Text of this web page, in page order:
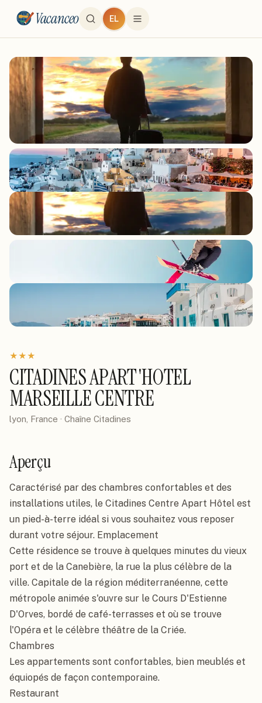
Vacanceo EL
★★★
CITADINES APART'HOTEL
MARSEILLE CENTRE
lyon, France · Chaîne Citadines
Aperçu
Caractérisé par des chambres confortables et des
installations utiles, le Citadines Centre Apart Hôtel est
un pied-à-terre idéal si vous souhaitez vous reposer
durant votre séjour. Emplacement
Cette résidence se trouve à quelques minutes du vieux
port et de la Canebière, la rue la plus célèbre de la
ville. Capitale de la région méditerranéenne, cette
métropole animée s'ouvre sur le Cours D'Estienne
D'Orves, bordé de café-terrasses et où se trouve
l'Opéra et le célèbre théâtre de la Criée.
Chambres
Les appartements sont confortables, bien meublés et
équiopés de façon contemporaine.
Restaurant